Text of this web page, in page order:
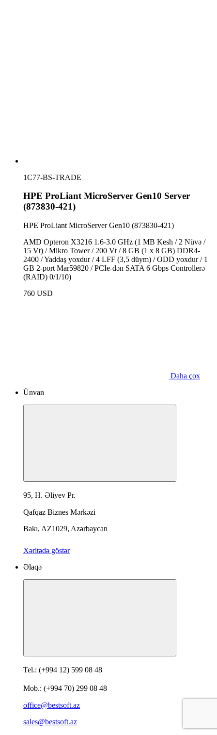
1C77-BS-TRADE
HPE ProLiant MicroServer Gen10 Server
(873830-421)
HPE ProLiant MicroServer Gen10 (873830-421)
AMD Opteron X3216 1.6-3.0 GHz (1 MB Kesh / 2 Nüvə /
15 Vt) / Mikro Tower / 200 Vt / 8 GB (1 x 8 GB) DDR4-
2400 / Yaddaş yoxdur / 4 LFF (3,5 düym) / ODD yoxdur / 1
GB 2-port Mar59820 / PCIe-dən SATA 6 Gbps Controllerə
(RAID) 0/1/10)
760 USD
Daha çox
Ünvan
95, H. Əliyev Pr.
Qafqaz Biznes Mərkəzi
Bakı, AZ1029, Azərbaycan
Xəritədə göstər
Əlaqə
Tel.: (+994 12) 599 08 48
Mob.: (+994 70) 299 08 48
office@bestsoft.az
sales@bestsoft.az